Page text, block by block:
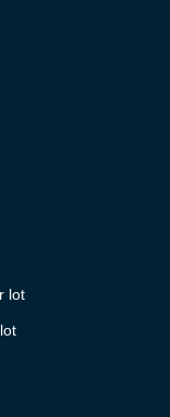
lot